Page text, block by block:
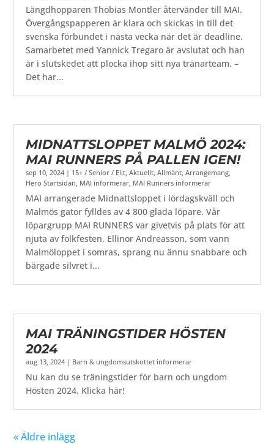
Längdhopparen Thobias Montler återvänder till MAI.
Övergångspapperen är klara och skickas in till det
svenska förbundet i nästa vecka när det är deadline.
Samarbetet med Yannick Tregaro är avslutat och han
är i slutskedet att plocka ihop sitt nya tränarteam. –
Det har...
MIDNATTSLOPPET MALMÖ 2024:
MAI RUNNERS PÅ PALLEN IGEN!
sep 10, 2024 | 15+ / Senior / Elit,Aktuellt,Allmänt,Arrangemang,
Hero Startsidan, MAI informerar, MAI Runners informerar
MAI arrangerade Midnattsloppet i lördagskväll och
Malmös gator fylldes av 4 800 glada löpare. Vår
löpargrupp MAI RUNNERS var givetvis på plats för att
njuta av folkfesten. Ellinor Andreasson, som vann
Malmöloppet i somras, sprang nu ännu snabbare och
bärgade silvret i...
MAI TRÄNINGSTIDER HÖSTEN
2024
aug 13, 2024 | Barn & ungdomsutskottet informerar
Nu kan du se träningstider för barn och ungdom
Hösten 2024. Klicka här!
« Äldre inlägg